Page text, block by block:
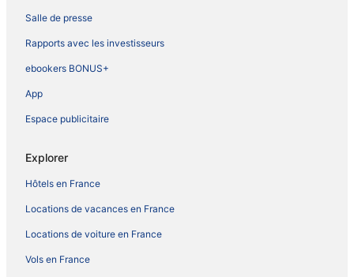
Salle de presse
Rapports avec les investisseurs
ebookers BONUS+
App
Espace publicitaire
Explorer
Hôtels en France
Locations de vacances en France
Locations de voiture en France
Vols en France